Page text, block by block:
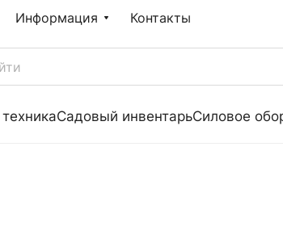
Информация Контакты
Садовый инвентарьСиловое